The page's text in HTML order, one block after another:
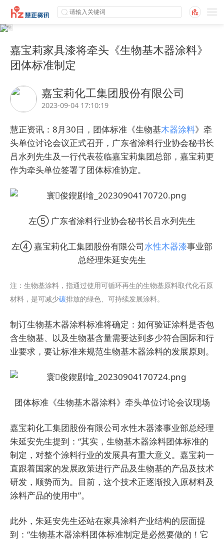
嘉宝莉家具漆将牵头《生物基木器涂料》
团体标准制定
嘉宝莉化工集团股份有限公司
2023-09-04 17:10:19
慧正资讯：8月30日，团体标准《生物基木器涂料》牵
头单位讨论会议正式召开，广东省涂料行业协会秘书长
吕水列先生及一行代表莅临嘉宝莉集团总部，嘉宝莉更
作为牵头单位签署了团体标准协定。
左⑤ 广东省涂料行业协会秘书长吕水列先生
左④嘉宝莉化工集团股份有限公司水性木器漆事业部
总经理朱延安先生
注：生物基涂料，指通过使用可循环再生的生物基原料取代化石原
材料，是可减少碳排放的绿色、可持续发展涂料。
制订生物基木器涂料标准将确定：如何验证涂料是否包
含生物基、以及生物基含量需要达到多少符合国际和行
业要求，要让标准来规范生物基木器涂料的发展原则。
团体标准《生物基木器涂料》牵头单位讨论会议现场
嘉宝莉化工集团股份有限公司水性木器漆事业部总经理
朱延安先生提到：“其实，生物基木器涂料团体标准的
制定，对整个涂料行业的发展具有重大意义。嘉宝莉一
直跟着国家的发展政策进行产品及生物基的产品及技术
研发，顺势而为。目前，这个技术正逐渐投入原材料及
涂料产品的使用中”。
此外， 朱延安先生还站在家具涂料产业结构的层面提
到：“生物基木器涂料团体标准制定是必然要做的！它